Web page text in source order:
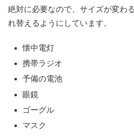
絶対に必要なので、サイズが変わ
れ替えるようにしています。
懐中電灯
携帯ラジオ
予備の電池
眼鏡
ゴーグル
マスク